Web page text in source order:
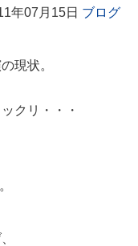
年07月15日 ブログ
現状。
クリ・・・